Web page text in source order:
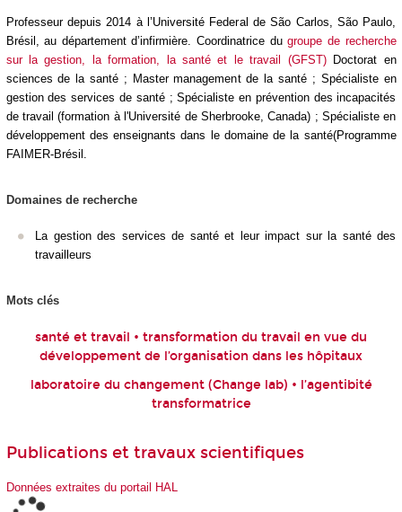
Professeur depuis 2014 à l’Université Federal de São Carlos, São Paulo,
Brésil, au département d’infirmière. Coordinatrice dugroupe de recherche
sur la gestion, la formation, la santé et le travail (GFST) Doctorat en
sciences de la santé ; Master management de la santé ; Spécialiste en
gestion des services de santé ; Spécialiste en prévention des incapacités
de travail (formation à l'Université de Sherbrooke, Canada) ; Spécialiste en
développement des enseignants dans le domaine de la santé(Programme
FAIMER-Brésil.
Domaines de recherche
La gestion des services de santé et leur impact sur la santé des
travailleurs
Mots clés
santé et travail • transformation du travail en vue du
développement de l’organisation dans les hôpitaux
laboratoire du changement (Change lab) • l’agentibité
transformatrice
Publications et travaux scientifiques
Données extraites du portail HAL